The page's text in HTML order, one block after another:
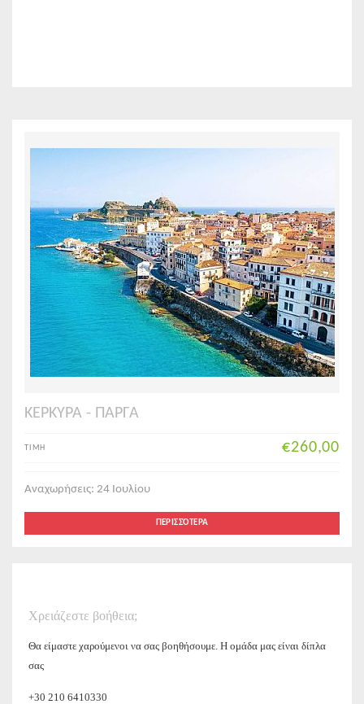
ΚΕΡΚΥΡΑ - ΠΑΡΓΑ
ΤΙΜΗ €260,00
Αναχωρήσεις: 24 Ιουλίου
ΠΕΡΙΣΣΌΤΕΡΑ
Χρειάζεστε βοήθεια;
Θα είμαστε χαρούμενοι να σας βοηθήσουμε. Η ομάδα μας είναι δίπλα
σας
+30 210 6410330